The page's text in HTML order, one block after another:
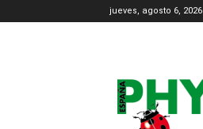
jueves, agosto 6, 2026